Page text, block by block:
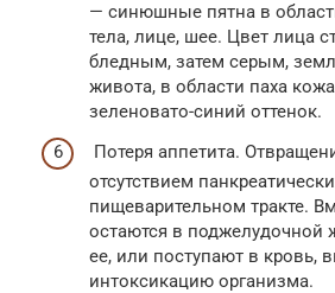
— синюшные пятна в
тела, лице, шее. Цвет лица
бледным, затем серым,
живота, в области паха
зеленовато-синий оттенок.
Потеря аппетита.
отсутствием
пищеварительном тракте.
остаются в поджелудочной
ее, или поступают в кровь,
интоксикацию организма.